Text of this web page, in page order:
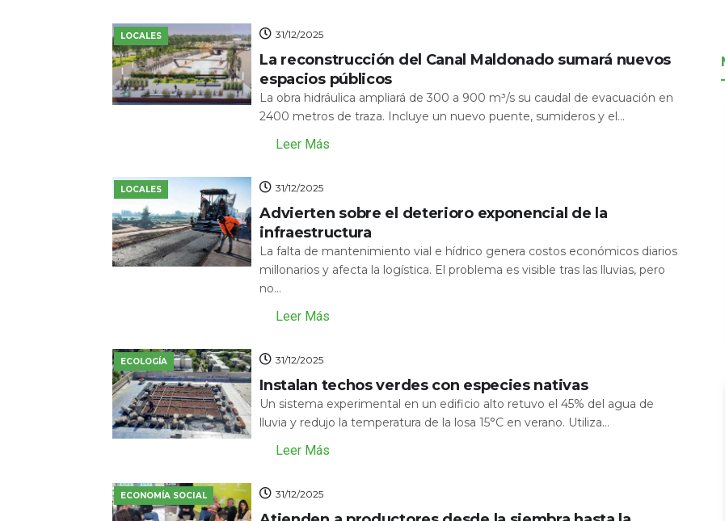
LOCALES 31/12/2025
La reconstrucción del Canal Maldonado sumará nuevos
espacios públicos
La obra hidráulica ampliará de 300 a 900 m³/s su caudal de evacuación en
2400 metros de traza. Incluye un nuevo puente, sumideros y el...
Leer Más
LOCALES 31/12/2025
Advierten sobre el deterioro exponencial de la
infraestructura
La falta de mantenimiento vial e hídrico genera costos económicos diarios
millonarios y afecta la logística. El problema es visible tras las lluvias, pero
no...
Leer Más
ECOLOGÍA 31/12/2025
Instalan techos verdes con especies nativas
Un sistema experimental en un edificio alto retuvo el 45% del agua de
lluvia y redujo la temperatura de la losa 15°C en verano. Utiliza...
Leer Más
ECONOMÍA SOCIAL 31/12/2025